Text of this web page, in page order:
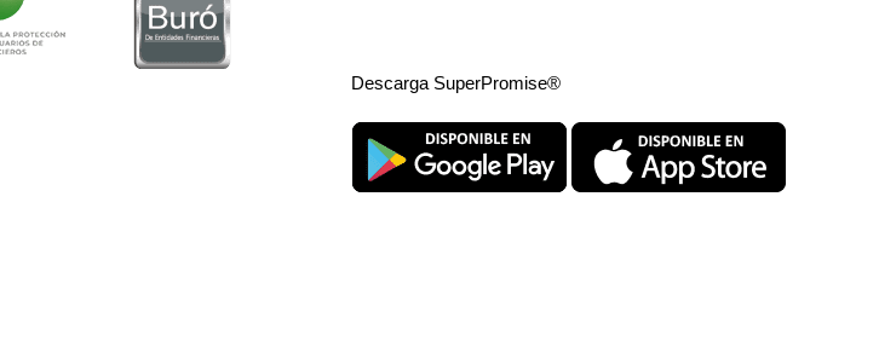
Descarga SuperPromise®